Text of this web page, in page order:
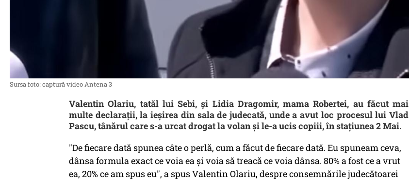
Sursa foto: captură video Antena 3
Valentin Olariu, tatăl lui Sebi, și Lidia Dragomir, mama Robertei, au făcut mai
multe declarații, la ieșirea din sala de judecată, unde a avut loc procesul lui Vlad
Pascu, tânărul care s-a urcat drogat la volan și le-a ucis copiii, în stațiunea 2 Mai.
"De fiecare dată spunea câte o perlă, cum a făcut de fiecare dată. Eu spuneam ceva,
dânsa formula exact ce voia ea şi voia să treacă ce voia dânsa. 80% a fost ce a vrut
ea, 20% ce am spus eu", a spus Valentin Olariu, despre consemnările judecătoarei